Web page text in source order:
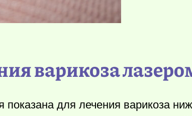
варикоза
для лечения варикоза